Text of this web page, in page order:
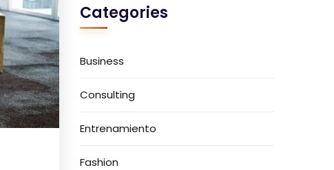
Categories
Business
Consulting
Entrenamiento
Fashion